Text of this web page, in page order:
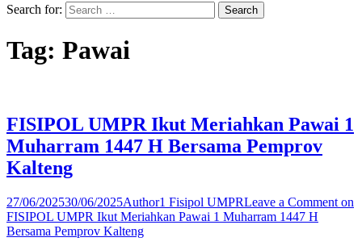
Search for:
Tag: Pawai
FISIPOL UMPR Ikut Meriahkan Pawai 1
Muharram 1447 H Bersama Pemprov
Kalteng
27/06/202530/06/2025Author1 Fisipol UMPRLeave a Comment on
FISIPOL UMPR Ikut Meriahkan Pawai 1 Muharram 1447 H
Bersama Pemprov Kalteng